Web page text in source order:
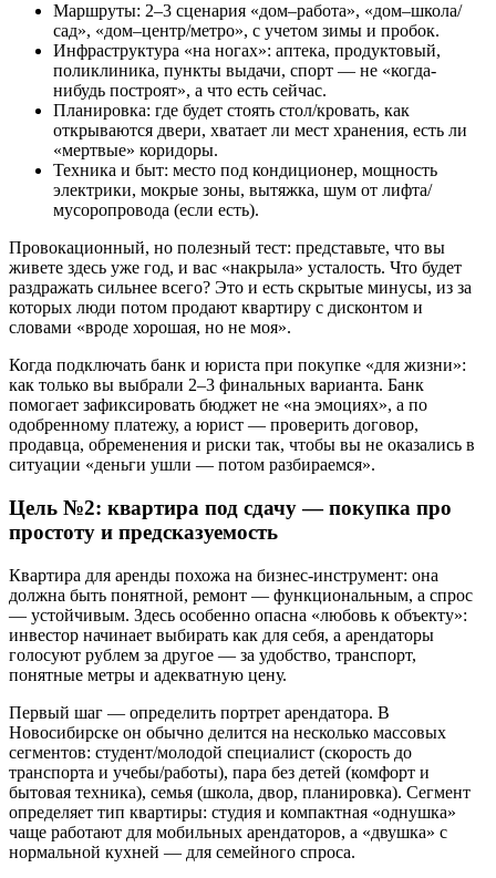
Маршруты: 2–3 сценария «дом–работа», «дом–школа/
сад», «дом–центр/метро», с учетом зимы и пробок.
Инфраструктура «на ногах»: аптека, продуктовый,
поликлиника, пункты выдачи, спорт — не «когда-
нибудь построят», а что есть сейчас.
Планировка: где будет стоять стол/кровать, как
открываются двери, хватает ли мест хранения, есть ли
«мертвые» коридоры.
Техника и быт: место под кондиционер, мощность
электрики, мокрые зоны, вытяжка, шум от лифта/
мусоропровода (если есть).
Провокационный, но полезный тест: представьте, что вы
живете здесь уже год, и вас «накрыла» усталость. Что будет
раздражать сильнее всего? Это и есть скрытые минусы, из за
которых люди потом продают квартиру с дисконтом и
словами «вроде хорошая, но не моя».
Когда подключать банк и юриста при покупке «для жизни»:
как только вы выбрали 2–3 финальных варианта. Банк
помогает зафиксировать бюджет не «на эмоциях», а по
одобренному платежу, а юрист — проверить договор,
продавца, обременения и риски так, чтобы вы не оказались в
ситуации «деньги ушли — потом разбираемся».
Цель №2: квартира под сдачу — покупка про
простоту и предсказуемость
Квартира для аренды похожа на бизнес-инструмент: она
должна быть понятной, ремонт — функциональным, а спрос
— устойчивым. Здесь особенно опасна «любовь к объекту»:
инвестор начинает выбирать как для себя, а арендаторы
голосуют рублем за другое — за удобство, транспорт,
понятные метры и адекватную цену.
Первый шаг — определить портрет арендатора. В
Новосибирске он обычно делится на несколько массовых
сегментов: студент/молодой специалист (скорость до
транспорта и учебы/работы), пара без детей (комфорт и
бытовая техника), семья (школа, двор, планировка). Сегмент
определяет тип квартиры: студия и компактная «однушка»
чаще работают для мобильных арендаторов, а «двушка» с
нормальной кухней — для семейного спроса.